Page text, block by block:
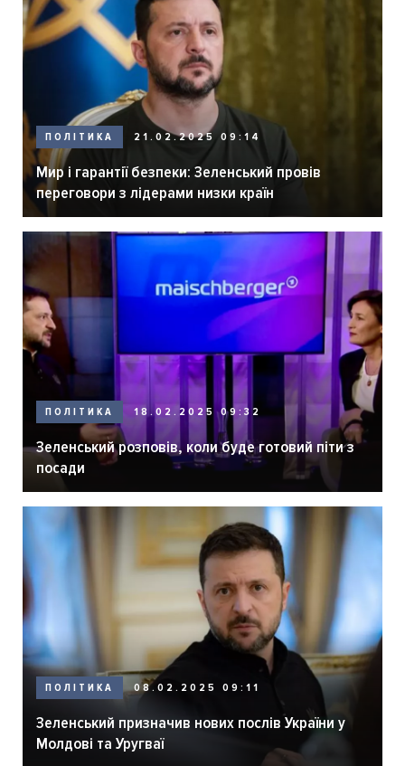
ПОЛІТИКА 21.02.2025 09:14
Мир і гарантії безпеки: Зеленський провів
переговори з лідерами низки країн
ПОЛІТИКА 18.02.2025 09:32
Зеленський розповів, коли буде готовий піти з
посади
ПОЛІТИКА 08.02.2025 09:11
Зеленський призначив нових послів України у
Молдові та Уругваї